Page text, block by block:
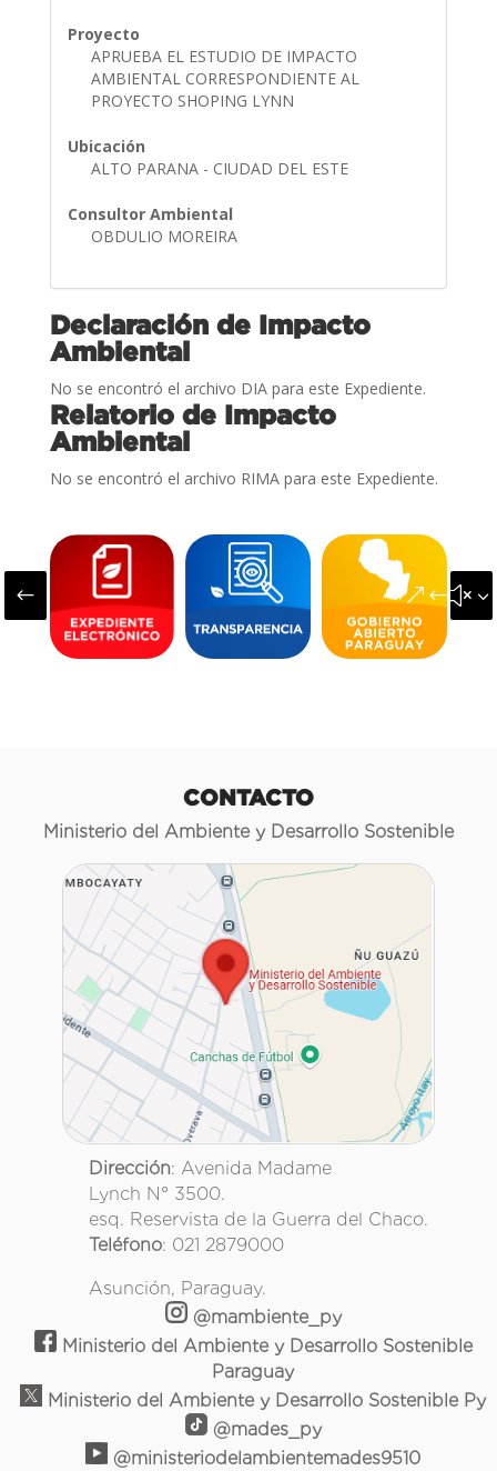
Proyecto
APRUEBA EL ESTUDIO DE IMPACTO
AMBIENTAL CORRESPONDIENTE AL
PROYECTO SHOPING LYNN
Ubicación
ALTO PARANA - CIUDAD DEL ESTE
Consultor Ambiental
OBDULIO MOREIRA
Declaración de Impacto
Ambiental
No se encontró el archivo DIA para este Expediente.
Relatorio de Impacto
Ambiental
No se encontró el archivo RIMA para este Expediente.
#
CONTACTO
Ministerio del Ambiente y Desarrollo Sostenible
Dirección: Avenida Madame
Lynch N° 3500.
esq. Reservista de la Guerra del Chaco.
Teléfono: 021 2879000
Asunción, Paraguay.
@mambiente_py
Ministerio del Ambiente y Desarrollo Sostenible
Paraguay
Ministerio del Ambiente y Desarrollo Sostenible Py
@mades_py
@ministeriodelambientemades9510